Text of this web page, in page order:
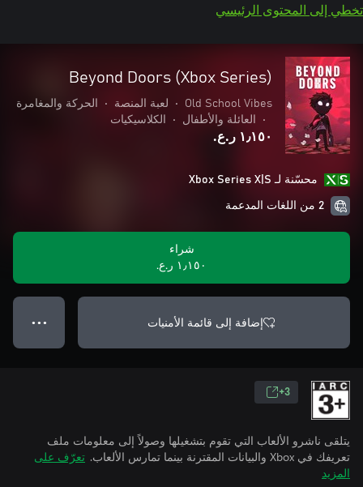
تخطي إلى المحتوى الرئيسي
Beyond Doors (Xbox Series)
Old School Vibes
• لعبة المنصة •
الحركة والمغامرة
•
العائلة والأطفال • الكلاسيكيات
١٫١٥٠ ر.ع.‏
محسّنة لـ Xbox Series X|S
2 من اللغات المدعمة
شراء
١٫١٥٠ ر.ع.‏
إضافة إلى قائمة الأمنيات ● ● ●
3+
يتلقى ناشرو الألعاب التي تقوم بتشغيلها وصولاً إلى معلومات ملف
تعريفك في Xbox والبيانات المقترنة بينما تمارس الألعاب.
تعرّف على
المزيد